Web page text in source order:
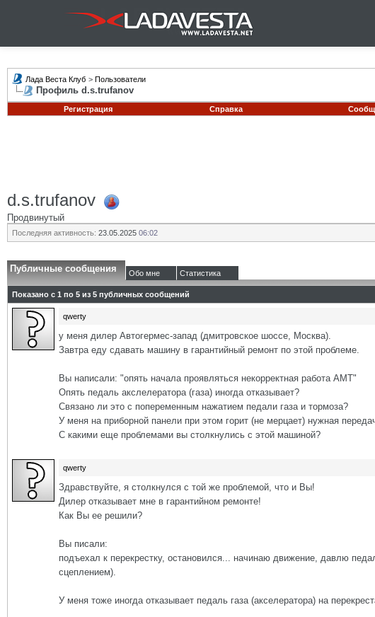
Лада Веста Клуб > Пользователи
Профиль d.s.trufanov
Регистрация
Справка
d.s.trufanov
Продвинутый
Последняя активность: 23.05.2025 06:02
Публичные сообщения Обо мне Статистика
Показано с 1 по 5 из 5 публичных сообщений
qwerty
у меня дилер Автогермес-запад (дмитровское шоссе, Москва).
Завтра еду сдавать машину в гарантийный ремонт по этой проблеме.
Вы написали: "опять начала проявляться некорректная работа АМТ"
Опять педаль акслелератора (газа) иногда отказывает?
Связано ли это с попеременным нажатием педали газа и тормоза?
У меня на приборной панели при этом горит (не мерцает) нужная
С какими еще проблемами вы столкнулись с этой машиной?
qwerty
Здравствуйте, я столкнулся с той же проблемой, что и Вы!
Дилер отказывает мне в гарантийном ремонте!
Как Вы ее решили?
Вы писали:
подъехал к перекрестку, остановился... начинаю движение, давлю
сцеплением).
У меня тоже иногда отказывает педаль газа (акселератора) на